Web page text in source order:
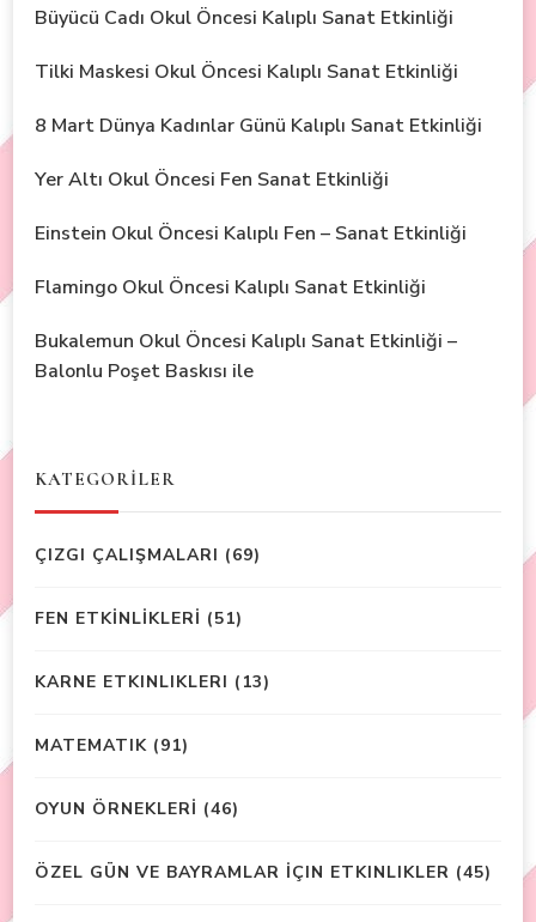
Büyücü Cadı Okul Öncesi Kalıplı Sanat Etkinliği
Tilki Maskesi Okul Öncesi Kalıplı Sanat Etkinliği
8 Mart Dünya Kadınlar Günü Kalıplı Sanat Etkinliği
Yer Altı Okul Öncesi Fen Sanat Etkinliği
Einstein Okul Öncesi Kalıplı Fen – Sanat Etkinliği
Flamingo Okul Öncesi Kalıplı Sanat Etkinliği
Bukalemun Okul Öncesi Kalıplı Sanat Etkinliği –
Balonlu Poşet Baskısı ile
KATEGORİLER
ÇIZGI ÇALIŞMALARI (69)
FEN ETKİNLİKLERİ (51)
KARNE ETKINLIKLERI (13)
MATEMATIK (91)
OYUN ÖRNEKLERİ (46)
ÖZEL GÜN VE BAYRAMLAR İÇIN ETKINLIKLER (45)